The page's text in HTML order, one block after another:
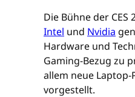
Die Bühne der CES
Intel und Nvidia
Hardware und
Gaming-Bezug zu
allem neue
vorgestellt.